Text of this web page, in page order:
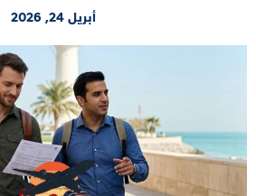
أبريل 24, 2026